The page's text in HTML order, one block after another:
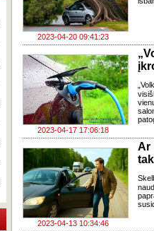
2023-04-20 09:41:23
2023-04-17 17:06:18
2023-04-13 10:34:46
Ar